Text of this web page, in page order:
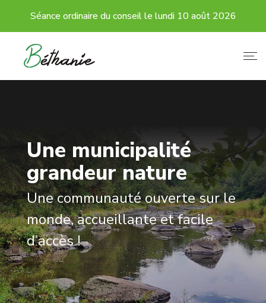
Séance ordinaire du conseil le lundi 10 août 2026
Une municipalité
grandeur nature
Une communauté ouverte sur le
monde, accueillante et facile
d’accès !